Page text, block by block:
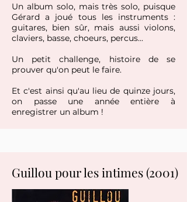
Un album solo, mais très solo, puisque
Gérard a joué tous les instruments :
guitares, bien sûr, mais aussi violons,
claviers, basse, choeurs, percus...
Un petit challenge, histoire de se
prouver qu'on peut le faire.
Et c'est ainsi qu'au lieu de quinze jours,
on passe une année entière à
enregistrer un album !
Guillou pour les intimes (2001)